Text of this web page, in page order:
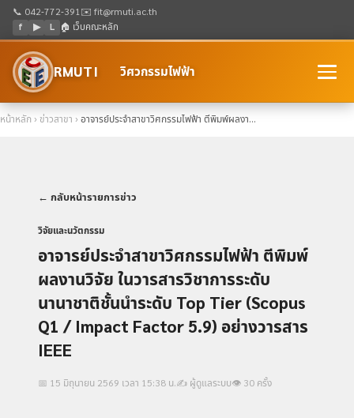
📞 042-772-391✉️ fit@rmuti.ac.th
f ▶ L 🏠 เว็บคณะหลัก
RMUTI วิศวกรรมไฟฟ้า
หน้าหลัก › ข่าวสาขา › อาจารย์ประจำสาขาวิศกรรมไฟฟ้า ตีพิมพ์ผลงา...
← กลับหน้ารายการข่าว
วิจัยและนวัตกรรม
อาจารย์ประจำสาขาวิศกรรมไฟฟ้า ตีพิมพ์
ผลงานวิจัย ในวารสารวิชาการระดับ
นานาชาติชั้นนำระดับ Top Tier (Scopus
Q1 / Impact Factor 5.9) อย่างวารสาร
IEEE
📅 15 มิถุนายน 2569 เวลา 15:38 น.✍️ ผู้ดูแลระบบ👁 30 ครั้ง